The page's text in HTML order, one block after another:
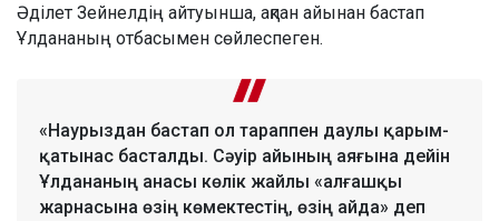
Әділет Зейнелдің айтуынша, ақпан айынан бастап
Ұлдананың отбасымен сөйлеспеген.
«Наурыздан бастап ол тараппен даулы қарым-
қатынас басталды. Сәуір айының аяғына дейін
Ұлдананың анасы көлік жайлы «алғашқы
жарнасына өзің көмектестің, өзің айда» деп